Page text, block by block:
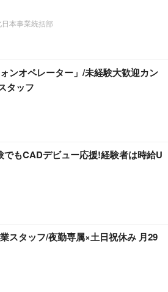
本事業統括部
ンオペレーター」/未経験大歓迎カン
タッフ
もCADデビュー応援!経験者は時給U
スタッフ/夜勤専属×土日祝休み 月29